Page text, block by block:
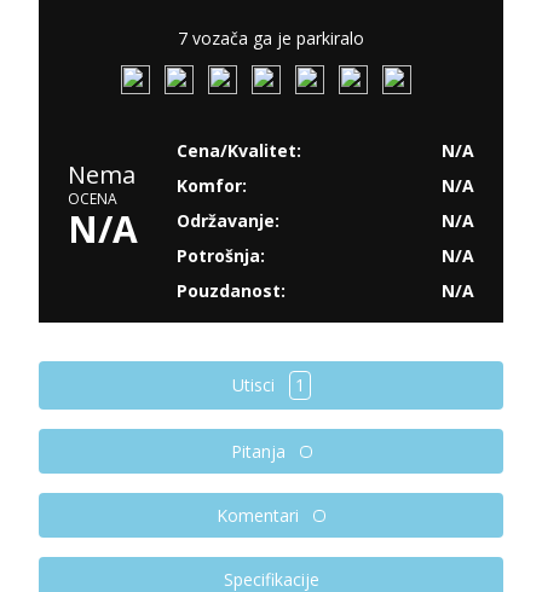
7 vozača ga je parkiralo
Nema
OCENA
N/A
Cena/Kvalitet:
N/A
Komfor:
N/A
Održavanje:
N/A
Potrošnja:
N/A
Pouzdanost:
N/A
Utisci 1
Pitanja
Komentari
Specifikacije